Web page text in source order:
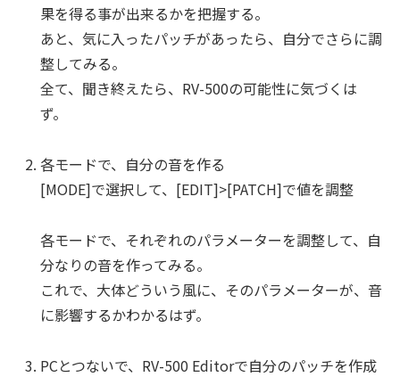
果を得る事が出来るかを把握する。
あと、気に入ったパッチがあったら、自分でさらに調
整してみる。
全て、聞き終えたら、RV-500の可能性に気づくは
ず。
各モードで、自分の音を作る
[MODE]で選択して、[EDIT]>[PATCH]で値を調整
各モードで、それぞれのパラメーターを調整して、自
分なりの音を作ってみる。
これで、大体どういう風に、そのパラメーターが、音
に影響するかわかるはず。
PCとつないで、RV-500 Editorで自分のパッチを作成